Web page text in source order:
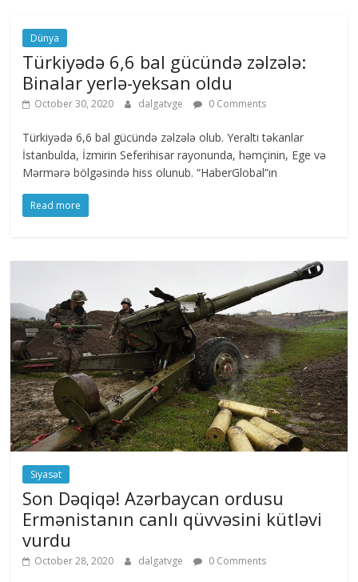
Dünya
Türkiyədə 6,6 bal gücündə zəlzələ:
Binalar yerlə-yeksan oldu
October 30, 2020 dalgatvge 0 Comments
Türkiyədə 6,6 bal gücündə zəlzələ olub. Yeraltı təkanlar
İstanbulda, İzmirin Seferihisar rayonunda, həmçinin, Ege və
Mərmərə bölgəsində hiss olunub. “HaberGlobal”ın
Read more
Siyasət
Son Dəqiqə! Azərbaycan ordusu
Ermənistanın canlı qüvvəsini kütləvi
vurdu
October 28, 2020 dalgatvge 0 Comments